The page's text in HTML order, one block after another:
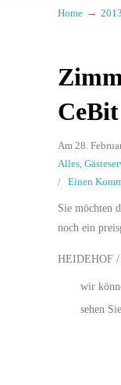
Home → 2013
Am 28.
Alles,
/ Einen
Sie möchten
noch ein
HEIDEHOF
wir
sehen